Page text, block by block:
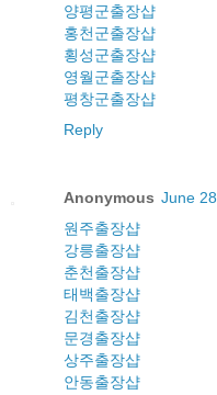
양평군출장샵
홍천군출장샵
횡성군출장샵
영월군출장샵
평창군출장샵
Reply
Anonymous June
원주출장샵
강릉출장샵
춘천출장샵
태백출장샵
김천출장샵
문경출장샵
상주출장샵
안동출장샵